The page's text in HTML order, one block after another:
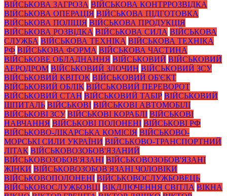
ВІЙСЬКОВА ЗАГРОЗА ВІЙСЬКОВА КОНТРРОЗВІДКА
ВІЙСЬКОВА ОПЕРАЦІЯ ВІЙСЬКОВА ПІДГОТОВКА
ВІЙСЬКОВА ПОЛІЦІЯ ВІЙСЬКОВА ПРОДУКЦІЯ
ВІЙСЬКОВА РОЗВІДКА ВІЙСЬКОВА СИЛА ВІЙСЬКОВА
СЛУЖБА ВІЙСЬКОВА ТЕХНІКА ВІЙСЬКОВА ТЕХНІКА
РФ ВІЙСЬКОВА ФОРМА ВІЙСЬКОВА ЧАСТИНА
ВІЙСЬКОВЕ ОБЛАДНАННЯ ВІЙСЬКОВИЙ ВІЙСЬКОВИЙ
АЕРОДРОМ ВІЙСЬКОВИЙ ЗЛОЧИН ВІЙСЬКОВИЙ ЗСУ
ВІЙСЬКОВИЙ КВІТОК ВІЙСЬКОВИЙ ОБ'ЄКТ
ВІЙСЬКОВИЙ ОБЛІК ВІЙСЬКОВИЙ ПЕРЕВОРОТ
ВІЙСЬКОВИЙ СТАН ВІЙСЬКОВИЙ ТАБІР ВІЙСЬКОВИЙ
ШПИТАЛЬ ВІЙСЬКОВІ ВІЙСЬКОВІ АВТОМОБІЛІ
ВІЙСЬКОВІ ЗСУ ВІЙСЬКОВІ КОРАБЛІ ВІЙСЬКОВІ
НАВЧАННЯ ВІЙСЬКОВІ ПОЛОНЕНІ ВІЙСЬКОВІ РФ
ВІЙСЬКОВО-ЛІКАРСЬКА КОМІСІЯ ВІЙСЬКОВО-
МОРСЬКІ СИЛИ УКРАЇНИ ВІЙСЬКОВО-ТРАНСПОРТНИЙ
ЛІТАК ВІЙСЬКОВОЗОБОВ'ЯЗАНИЙ
ВІЙСЬКОВОЗОБОВ'ЯЗАНІ ВІЙСЬКОВОЗОБОВ'ЯЗАНІ
ЖІНКИ ВІЙСЬКОВОЗОБОВ'ЯЗАНІ ЧОЛОВІКИ
ВІЙСЬКОВОПОЛОНЕНІ ВІЙСЬКОВОСЛУЖБОВЕЦЬ
ВІЙСЬКОВОСЛУЖБОВЦІ ВІКДЛЮЧЕННЯ СВІТЛА ВІКНА